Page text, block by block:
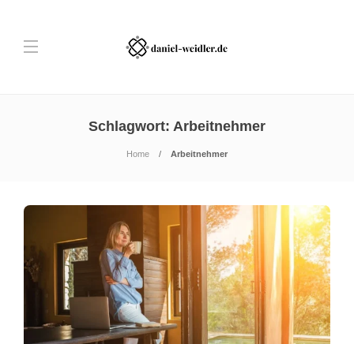
Schlagwort: Arbeitnehmer
Home Arbeitnehmer